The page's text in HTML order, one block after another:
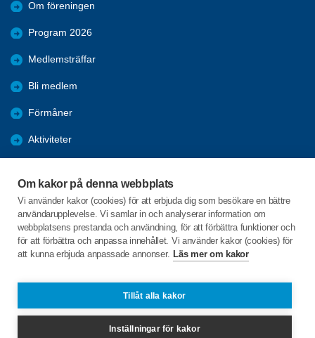
Om kakor på denna webbplats
Vi använder kakor (cookies) för att erbjuda dig som besökare en bättre
användarupplevelse. Vi samlar in och analyserar information om
webbplatsens prestanda och användning, för att förbättra funktioner och
för att förbättra och anpassa innehållet. Vi använder kakor (cookies) för
att kunna erbjuda anpassade annonser. Läs mer om kakor
Tillåt alla kakor
Inställningar för kakor
Om föreningen
Program 2026
Medlemsträffar
Bli medlem
Förmåner
Aktiviteter
Mer att läsa
Bildgalleri
C/o:Studieförbundet Vuxenskolan